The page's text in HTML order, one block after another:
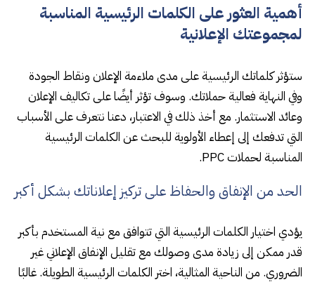
أهمية العثور على الكلمات الرئيسية المناسبة
لمجموعتك الإعلانية
ستؤثر كلماتك الرئيسية على مدى ملاءمة الإعلان ونقاط الجودة
وفي النهاية فعالية حملاتك. وسوف تؤثر أيضًا على تكاليف الإعلان
وعائد الاستثمار. مع أخذ ذلك في الاعتبار، دعنا نتعرف على الأسباب
التي تدفعك إلى إعطاء الأولوية للبحث عن الكلمات الرئيسية
المناسبة لحملات PPC.
الحد من الإنفاق والحفاظ على تركيز إعلاناتك بشكل أكبر
يؤدي اختيار الكلمات الرئيسية التي تتوافق مع نية المستخدم بأكبر
قدر ممكن إلى زيادة مدى وصولك مع تقليل الإنفاق الإعلاني غير
الضروري. من الناحية المثالية، اختر الكلمات الرئيسية الطويلة. غالبًا